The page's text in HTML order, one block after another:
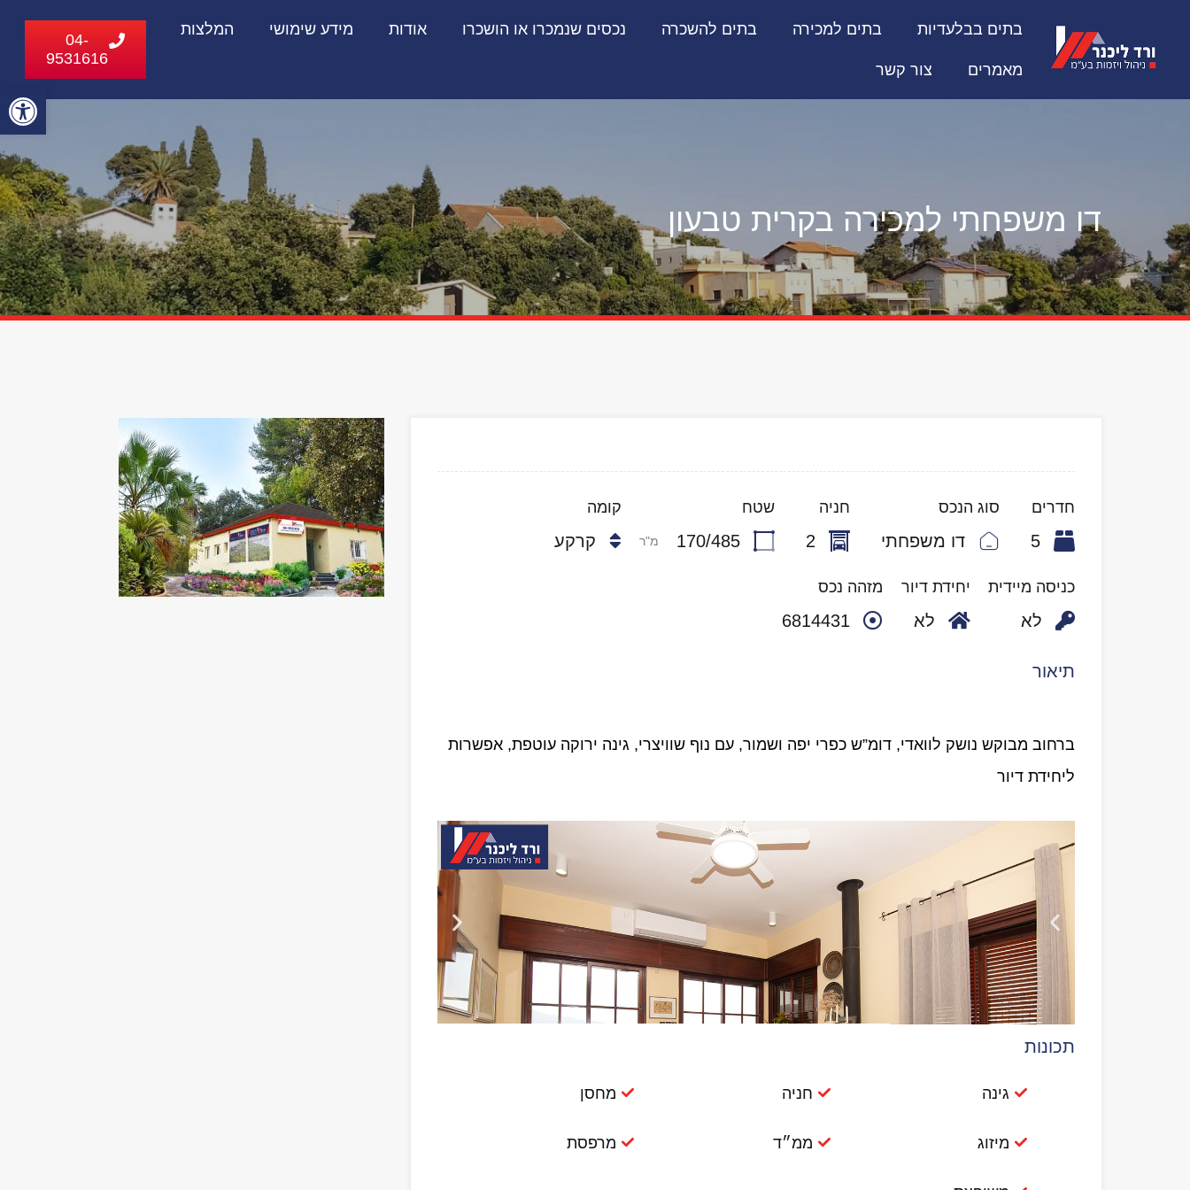
בתים בבלעדיות בתים למכירה בתים להשכרה נכסים שנמכרו או הושכרו אודות מידע שימושי המלצות
מאמרים צור קשר
04-
9531616
דו משפחתי למכירה בקרית טבעון
חדרים
5
סוג הנכס
דו משפחתי
חניה
2
שטח
170/485 מ"ר
קומה
קרקע
כניסה מיידית
לא
יחידת דיור
לא
מזהה נכס
6814431
תיאור
ברחוב מבוקש נושק לוואדי, דומ”ש כפרי יפה ושמור, עם נוף שוויצרי, גינה ירוקה עוטפת, אפשרות
ליחידת דיור
תכונות
גינה חניה מחסן
מיזוג ממ״ד מרפסת